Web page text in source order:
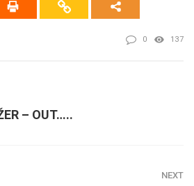
0 137
– OUT…..
NEXT